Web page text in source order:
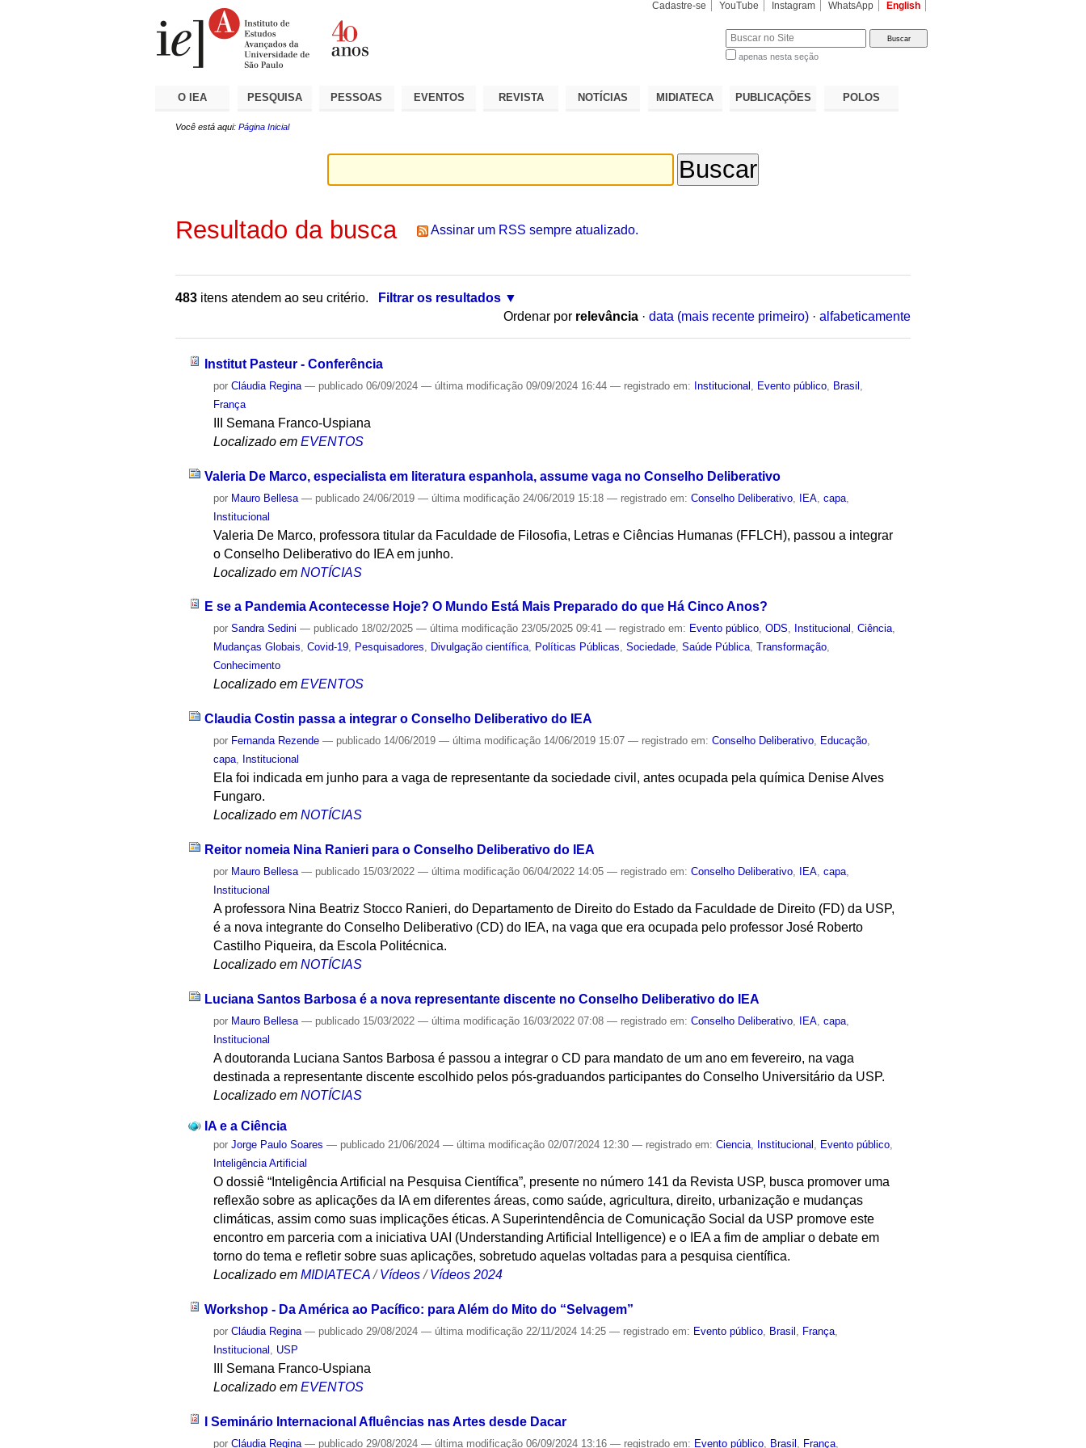
Cadastre-se YouTube Instagram WhatsApp English
apenas nesta seção
O IEA PESQUISA PESSOAS EVENTOS REVISTA NOTÍCIAS MIDIATECA PUBLICAÇÕES POLOS
Você está aqui: Página Inicial
Resultado da busca Assinar um RSS sempre atualizado.
483 itens atendem ao seu critério.
Filtrar os resultados
Ordenar por relevância · data (mais recente primeiro) · alfabeticamente
Institut Pasteur - Conferência
porCláudia Regina — publicado 06/09/2024— última modificação 09/09/2024 16:44— registrado em: Institucional Evento público Brasil
França
III Semana Franco-Uspiana
Localizado em EVENTOS
Valeria De Marco, especialista em literatura espanhola, assume vaga no Conselho Deliberativo
por Mauro Bellesa — publicado 24/06/2019— última modificação 24/06/2019 15:18— registrado em:Conselho Deliberativo IEA ,capa
Institucional
Valeria De Marco, professora titular da Faculdade de Filosofia, Letras e Ciências Humanas (FFLCH), passou a integrar
o Conselho Deliberativo do IEA em junho.
Localizado em NOTÍCIAS
E se a Pandemia Acontecesse Hoje? O Mundo Está Mais Preparado do que Há Cinco Anos?
porSandra Sedini — publicado 18/02/2025— última modificação 23/05/2025 09:41— registrado em: Evento público,ODS, Institucional ,Ciência,
Mudanças Globais,Covid-19, Pesquisadores, Divulgação científica, Políticas Públicas,Sociedade,Saúde Pública,Transformação,
Conhecimento
Localizado em EVENTOS
Claudia Costin passa a integrar o Conselho Deliberativo do IEA
por Fernanda Rezende — publicado 14/06/2019— última modificação 14/06/2019 15:07— registrado em:Conselho Deliberativo, Educação,
capa, Institucional
Ela foi indicada em junho para a vaga de representante da sociedade civil, antes ocupada pela química Denise Alves
Fungaro.
Localizado em NOTÍCIAS
Reitor nomeia Nina Ranieri para o Conselho Deliberativo do IEA
por Mauro Bellesa — publicado 15/03/2022— última modificação 06/04/2022 14:05— registrado em:Conselho Deliberativo IEA ,capa
Institucional
A professora Nina Beatriz Stocco Ranieri, do Departamento de Direito do Estado da Faculdade de Direito (FD) da USP,
é a nova integrante do Conselho Deliberativo (CD) do IEA, na vaga que era ocupada pelo professor José Roberto
Castilho Piqueira, da Escola Politécnica.
Localizado em NOTÍCIAS
Luciana Santos Barbosa é a nova representante discente no Conselho Deliberativo do IEA
por Mauro Bellesa — publicado 15/03/2022— última modificação 16/03/2022 07:08— registrado em:Conselho Deliberativo IEA ,capa
Institucional
A doutoranda Luciana Santos Barbosa é passou a integrar o CD para mandato de um ano em fevereiro, na vaga
destinada a representante discente escolhido pelos pós-graduandos participantes do Conselho Universitário da USP.
Localizado em NOTÍCIAS
IA e a Ciência
porJorge Paulo Soares — publicado 21/06/2024— última modificação 02/07/2024 12:30— registrado em:Ciencia, Institucional , Evento público,
Inteligência Artificial
O dossiê “Inteligência Artificial na Pesquisa Científica”, presente no número 141 da Revista USP, busca promover uma
reflexão sobre as aplicações da IA em diferentes áreas, como saúde, agricultura, direito, urbanização e mudanças
climáticas, assim como suas implicações éticas. A Superintendência de Comunicação Social da USP promove este
encontro em parceria com a iniciativa UAI (Understanding Artificial Intelligence) e o IEA a fim de ampliar o debate em
torno do tema e refletir sobre suas aplicações, sobretudo aquelas voltadas para a pesquisa científica.
Localizado em MIDIATECA /Vídeos /Vídeos 2024
Workshop - Da América ao Pacífico: para Além do Mito do “Selvagem”
porCláudia Regina — publicado 29/08/2024— última modificação 22/11/2024 14:25— registrado em: Evento público Brasil França
Institucional
USP
III Semana Franco-Uspiana
Localizado em EVENTOS
I Seminário Internacional Afluências nas Artes desde Dacar
porCláudia Regina — publicado 29/08/2024— última modificação 06/09/2024 13:16— registrado em: Evento público Brasil França